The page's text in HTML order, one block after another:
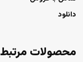
دانلود
محصولات مرتبط